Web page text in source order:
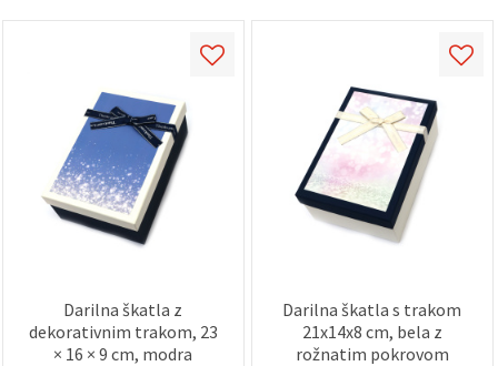
Darilna škatla z
dekorativnim trakom, 23
× 16 × 9 cm, modra
Darilna škatla s trakom
21x14x8 cm, bela z
rožnatim pokrovom